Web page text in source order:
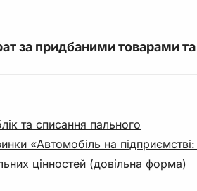
за придбаними товарами
та списання пального
«Автомобіль на
цінностей (довільна форма)